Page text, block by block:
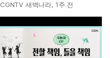
CGNTV 새벽나라, 1주 전